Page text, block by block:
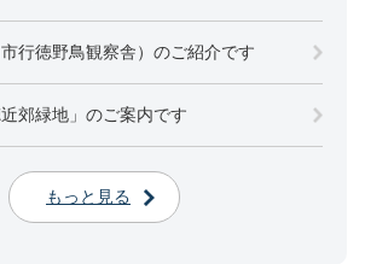
行徳野鳥観察舎）のご紹介です
郊緑地」のご案内です
もっと見る